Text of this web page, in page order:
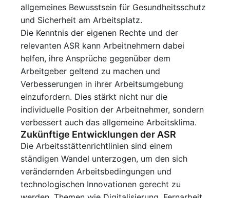
allgemeines Bewusstsein für Gesundheitsschutz
und Sicherheit am Arbeitsplatz.
Die Kenntnis der eigenen Rechte und der
relevanten ASR kann Arbeitnehmern dabei
helfen, ihre Ansprüche gegenüber dem
Arbeitgeber geltend zu machen und
Verbesserungen in ihrer Arbeitsumgebung
einzufordern. Dies stärkt nicht nur die
individuelle Position der Arbeitnehmer, sondern
verbessert auch das allgemeine Arbeitsklima.
Zukünftige Entwicklungen der ASR
Die Arbeitsstättenrichtlinien sind einem
ständigen Wandel unterzogen, um den sich
verändernden Arbeitsbedingungen und
technologischen Innovationen gerecht zu